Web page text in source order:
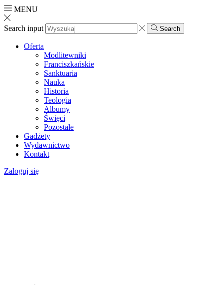
MENU
Search input Search
Oferta
Modlitewniki
Franciszkańskie
Sanktuaria
Nauka
Historia
Teologia
Albumy
Święci
Pozostałe
Gadżety
Wydawnictwo
Kontakt
Zaloguj się